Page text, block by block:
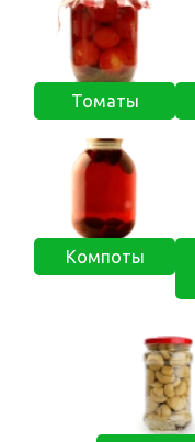
Томаты
Компоты